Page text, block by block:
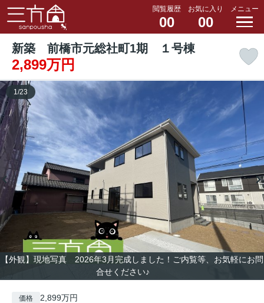
閲覧履歴
00
お気に入り
00
メニュー
新築 前橋市元総社町1期 １号棟
2,899万円
【外観】現地写真 2026年3月完成しました！ご内覧等、お気軽にお問
合せください♪
1/23
価格 2,899万円